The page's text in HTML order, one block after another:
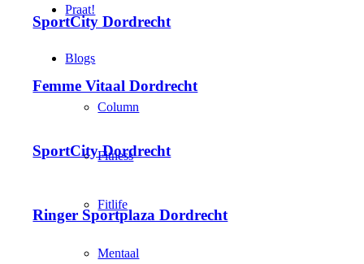
Praat!
Blogs
Column
Fitness
Fitlife
Mentaal
SportCity Dordrecht
Femme Vitaal Dordrecht
SportCity Dordrecht
Ringer Sportplaza Dordrecht